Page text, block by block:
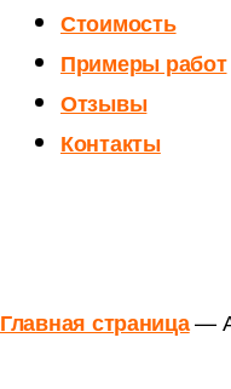
Стоимость
Примеры работ
Отзывы
Контакты
Главная страница—